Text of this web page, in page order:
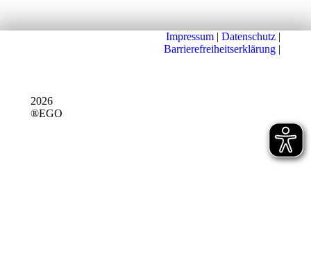
2026
®EGO
Impressum | Datenschutz |
Barrierefreiheitserklärung |